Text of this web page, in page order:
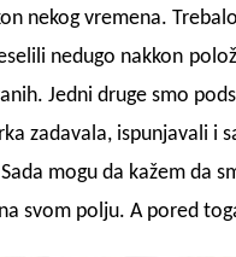
nekog vremena.
nedugo nakkon
Jedni druge smo
zadavala, ispunjavali i
mogu da kažem da
na svom polju. A pored